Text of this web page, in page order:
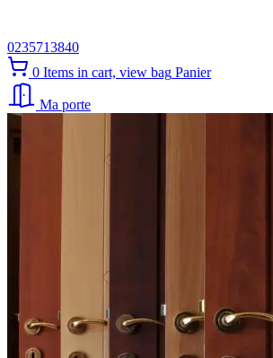
0235713840
0 Items in cart, view bag Panier
Ma porte